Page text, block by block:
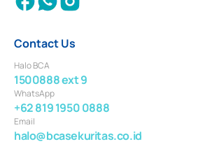
Contact Us
Halo BCA
1500888 ext 9
WhatsApp
+62 819 1950 0888
Email
halo@bcasekuritas.co.id